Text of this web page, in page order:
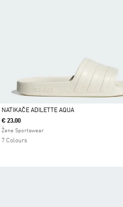
Da
NATIKAČE ADILETTE AQUA
€ 23.00
Žene Sportswear
7 Colours